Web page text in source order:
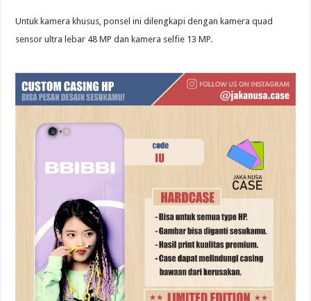
Untuk kamera khusus, ponsel ini dilengkapi dengan kamera quad
sensor ultra lebar 48 MP dan kamera selfie 13 MP.